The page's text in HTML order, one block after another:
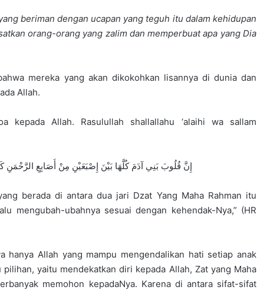
beriman dengan ucapan yang teguh itu dalam kehidupan
orang-orang yang zalim dan memperbuat apa yang Dia
mereka yang akan dikokohkan lisannya di dunia dan
Allah.
kepada Allah. Rasulullah shallallahu ‘alaihi wa sallam
إِنَّ قُلُوبَ بَنِي آدَمَ كُلَّهَا بَيْنَ إِصْبَعَيْنِ مِنْ أَصَابِعِ
berada di antara dua jari Dzat Yang Maha Rahman itu
mengubah-ubahnya sesuai dengan kehendak-Nya,” (HR
hanya Allah yang mampu mengendalikan hati setiap anak
yaitu mendekatkan diri kepada Allah, Zat yang Maha
memohon kepadaNya. Karena di antara sifat-sifat